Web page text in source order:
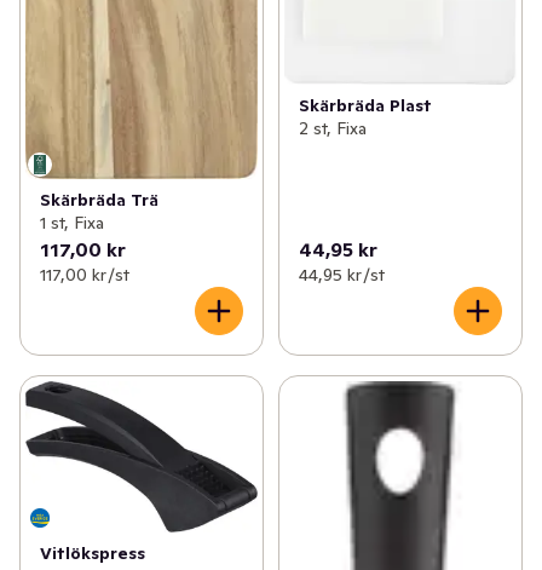
Skärbräda Trä
1 st, Fixa
117,00 kr
117,00 kr /st
Skärbräda Plast
2 st, Fixa
44,95 kr
44,95 kr /st
Vitlökspress